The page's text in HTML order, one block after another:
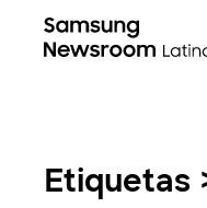
Etiquetas